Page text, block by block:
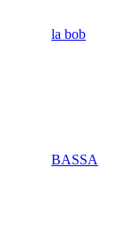
la bob
BASSA